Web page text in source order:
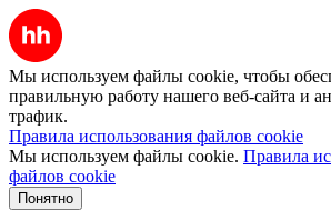
Мы используем файлы cookie, чтобы
правильную работу нашего веб-сайта и
трафик.
Правила использования файлов cookie
Мы используем файлы cookie. Правила
файлов cookie
Понятно